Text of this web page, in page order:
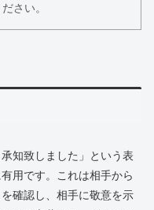
さい。
知致しました」という表
用です。これは相手から
確認し、相手に敬意を示